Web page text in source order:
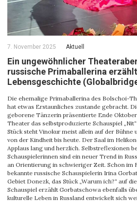
7. November 2025 Aktuell
Ein ungewöhnlicher
russische Primaballerina
Lebensgeschichte
Die ehemalige Primaballerina des Bolschoi-
hat etwas Erstaunliches zustande gebracht.
geborene Tänzerin präsentierte Ende
Theater das selbstproduzierte Schauspiel
Stück steht Vinokur meist allein auf der Bühne
von der Kindheit bis heute. Der Saal im
Applaus lang und herzlich. Selbstreflexionen
Schauspielerinnen sind ein neuer Trend in
an Orientierung in schwieriger Zeit. Schon im
bekannte russische Schauspielerin Irina
Gebiet Donezk, das Stück „Warum ich?“ auf
Schauspiel erzählt Gorbatschowa ebenfalls
kulturelle Leben in Russland entwickelt sich